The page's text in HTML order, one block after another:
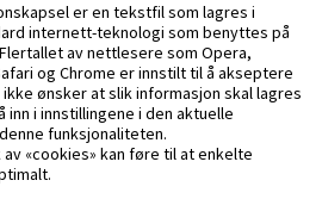
er en tekstfil som lagres i
internett-teknologi som benyttes på
av nettlesere som Opera,
og Chrome er innstilt til å akseptere
ønsker at slik informasjon skal lagres
inn i innstillingene i den aktuelle
funksjonaliteten.
«cookies» kan føre til at enkelte